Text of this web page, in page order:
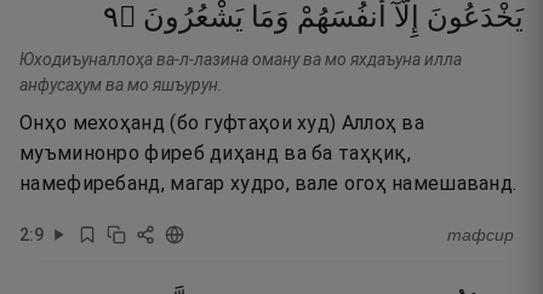
يَخْدَعُونَ
إِلَّآ أَنفُسَهُمْ وَمَا يَشْعُرُونَ ۝٩
Юходиъуналлоҳа ва-л-лазина оману ва мо яхдаъуна илла
анфусаҳум ва мо яшъурун.
Онҳо мехоҳанд (бо гуфтаҳои худ) Аллоҳ ва
муъминонро фиреб диҳанд ва ба таҳқиқ,
намефиребанд, магар худро, вале огоҳ намешаванд.
2:9 тафсир